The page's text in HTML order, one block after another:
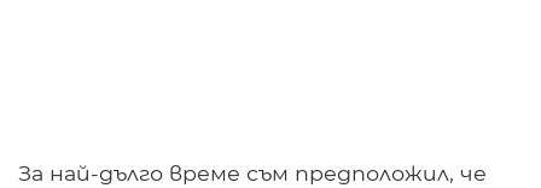
За най-дълго време съм предположил, че